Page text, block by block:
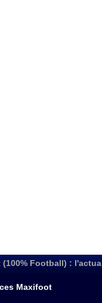
(100% Football) :
Maxifoot